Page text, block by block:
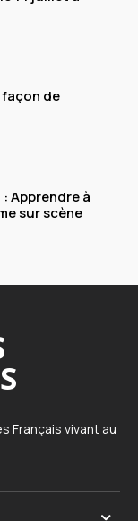
de
Apprendre à
sur scène
Français vivant au